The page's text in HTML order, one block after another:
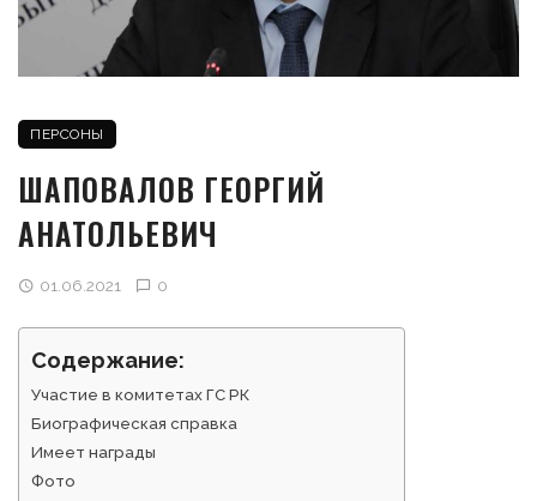
ПЕРСОНЫ
ШАПОВАЛОВ ГЕОРГИЙ
АНАТОЛЬЕВИЧ
01.06.2021 0
Содержание:
Участие в комитетах ГС РК
Биографическая справка
Имеет награды
Фото